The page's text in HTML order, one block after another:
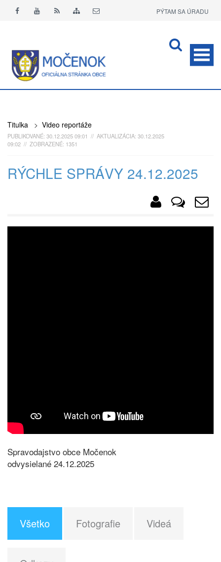
PÝTAM SA ÚRADU
Titulka > Video reportáže
PUBLIKOVANÉ: 30.12.2025 09:01 // AKTUALIZÁCIA: 30.12.2025
09:02 // ZOBRAZENÉ: 1351
RÝCHLE SPRÁVY 24.12.2025
Spravodajstvo obce Močenok
odvysielané 24.12.2025
Všetko Fotografie Videá